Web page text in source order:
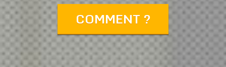
COMMENT ?